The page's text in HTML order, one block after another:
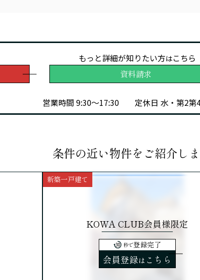
もっと詳細が知りたい方はこちら
資料請求
営業時間 9:30～17:30 定休日 水・第2第
条件の近い物件をご紹介しま
新築一戸建て
KOWA CLUB会員様限定
秒で登録完了
会員登録は こちら